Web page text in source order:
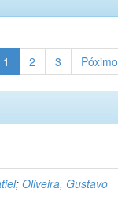
1 2 3 Póximo
;Oliveira, Gustavo